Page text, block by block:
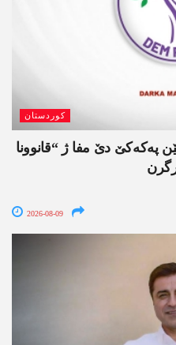
کوردستان
3 ھەزار و 900 گرتیێن پەکەکێ دێ مفا ژ “قانوونا
2026-08-09